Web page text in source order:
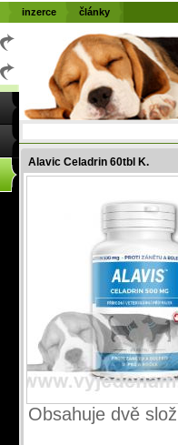
Alavic Celadrin 60tbl K.
Obsahuje dvě
inzerce články